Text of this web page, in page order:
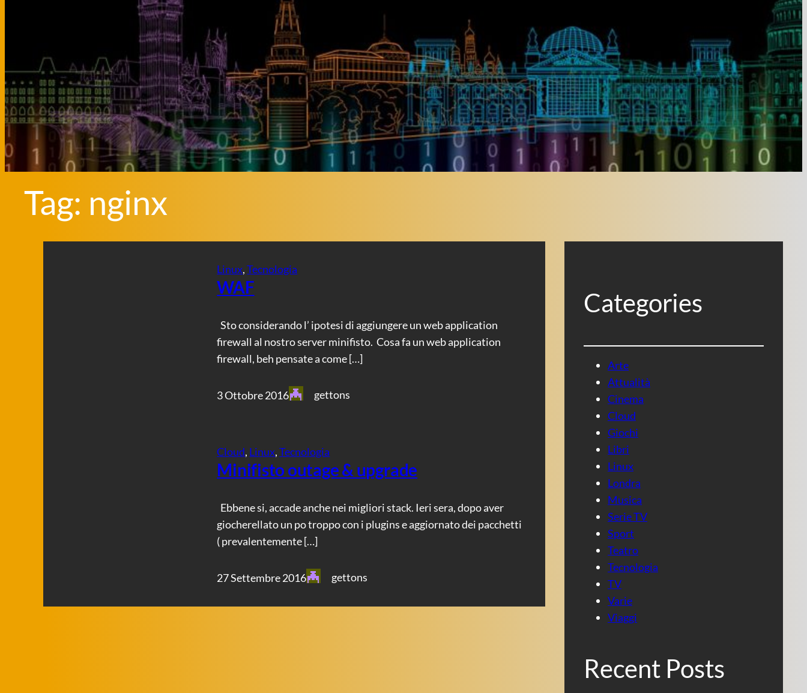
Tag: nginx
Linux, Tecnologia
WAF
Sto considerando l’ ipotesi di aggiungere un web application
firewall al nostro server minifisto. Cosa fa un web application
firewall, beh pensate a come […]
3 Ottobre 2016 gettons
Cloud, Linux, Tecnologia
Minifisto outage & upgrade
Ebbene si, accade anche nei migliori stack. Ieri sera, dopo aver
giocherellato un po troppo con i plugins e aggiornato dei pacchetti
( prevalentemente […]
27 Settembre 2016 gettons
Categories
Arte
Attualità
Cinema
Cloud
Giochi
Libri
Linux
Londra
Musica
Serie TV
Sport
Teatro
Tecnologia
TV
Varie
Viaggi
Recent Posts